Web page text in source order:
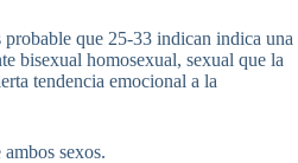
que 25-33 indican indica una
bisexual homosexual, sexual que la
tendencia emocional a la
sexos.